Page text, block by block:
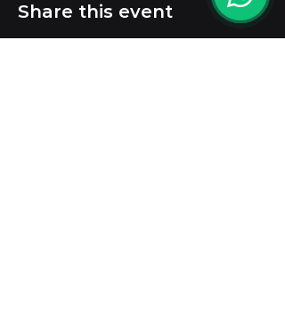
Share this event